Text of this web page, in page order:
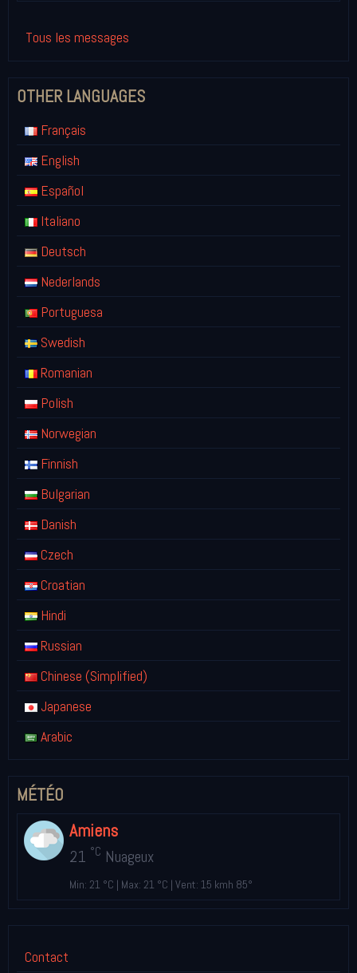
Tous les messages
OTHER LANGUAGES
Français
English
Español
Italiano
Deutsch
Nederlands
Portuguesa
Swedish
Romanian
Polish
Norwegian
Finnish
Bulgarian
Danish
Czech
Croatian
Hindi
Russian
Chinese (Simplified)
Japanese
Arabic
MÉTÉO
Amiens
21 °C Nuageux
Min: 21 °C | Max: 21 °C | Vent: 15 kmh 85°
Contact